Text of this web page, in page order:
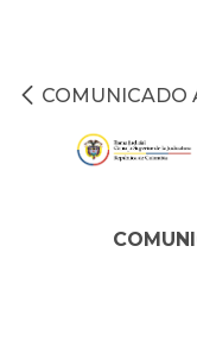
COMUNICADO